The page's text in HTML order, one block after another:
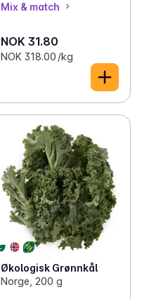
Mix & match
NOK 31.80
NOK 318.00 /kg
Økologisk Grønnkål
Norge, 200 g